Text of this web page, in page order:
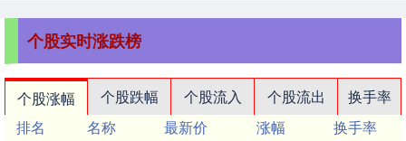
个股实时涨跌榜
个股涨幅 个股跌幅 个股流入 个股流出
换手率
排名
名称 最新价 涨幅
换手率